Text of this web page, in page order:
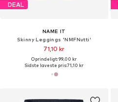
DEAL
NAME IT
Skinny Leggings 'NMFNutti'
71,10 kr
Oprindeligt: 99,00 kr
Sidste laveste pris:71,10 kr